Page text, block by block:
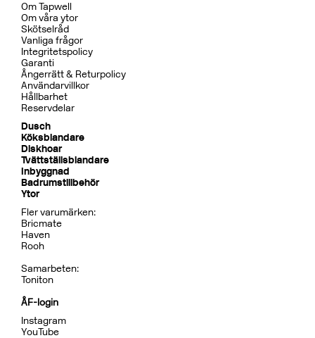
Om Tapwell
Om våra ytor
Skötselråd
Vanliga frågor
Integritetspolicy
Garanti
Ångerrätt & Returpolicy
Användarvillkor
Hållbarhet
Reservdelar
Dusch
Köksblandare
Diskhoar
Tvättställsblandare
Inbyggnad
Badrumstillbehör
Ytor
Fler varumärken:
Bricmate
Haven
Rooh
Samarbeten:
Toniton
ÅF-login
Instagram
YouTube